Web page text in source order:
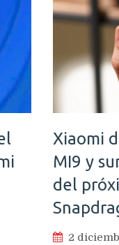
Xiaomi
MI9 y
del
2